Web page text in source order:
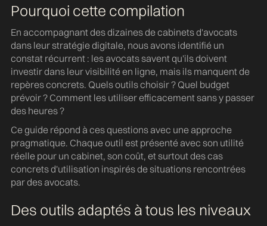
Pourquoi cette compilation
En accompagnant des dizaines de cabinets d'avocats
dans leur stratégie digitale, nous avons identifié un
constat récurrent : les avocats savent qu'ils doivent
investir dans leur visibilité en ligne, mais ils manquent de
repères concrets. Quels outils choisir ? Quel budget
prévoir ? Comment les utiliser efficacement sans y passer
des heures ?
Ce guide répond à ces questions avec une approche
pragmatique. Chaque outil est présenté avec son utilité
réelle pour un cabinet, son coût, et surtout des cas
concrets d'utilisation inspirés de situations rencontrées
par des avocats.
Des outils adaptés à tous les niveaux